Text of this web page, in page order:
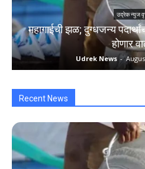
उद्रेक न्युज
महागाईची झळ; दुग्धजन्य
होणार
Udrek News -
Recent News